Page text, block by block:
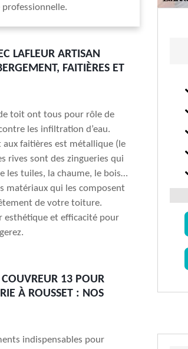
LAFLEUR ARTISAN
FAITIÈRES ET
toit ont tous pour rôle de
les infiltration d’eau.
aux faitières est métallique (le
rives sont des zingueries qui
les tuiles, la chaume, le bois…
matériaux qui les composent
de votre toiture.
esthétique et efficacité pour
COUVREUR 13 POUR
À ROUSSET : NOS
indispensables pour